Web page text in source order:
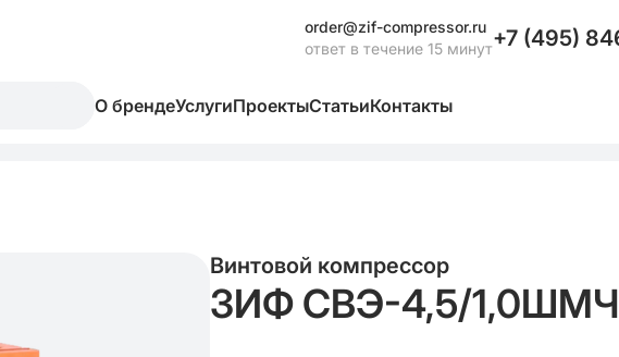
order@zif-compressor.ru
ответ в течение 15 минут+7 (495)
О брендеУслугиПроектыСтатьиКонтакты
Винтовой компрессор
ЗИФ СВЭ-4,5/1,0ШМЧ